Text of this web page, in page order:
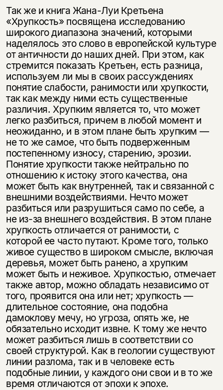
Так же и книга Жана-Луи Кретьена
«Хрупкость» посвящена исследованию
широкого диапазона значений, которыми
наделялось это слово в европейской культуре
от античности до наших дней. При этом, как
стремится показать Кретьен, есть разница,
используем ли мы в своих рассуждениях
понятие слабости, ранимости или хрупкости,
так как между ними есть существенные
различия. Хрупким является то, что может
легко разбиться, причем в любой момент и
неожиданно, и в этом плане быть хрупким —
не то же самое, что быть подверженным
постепенному износу, старению, эрозии.
Понятие хрупкости также нейтрально по
отношению к истоку этого качества, она
может быть как внутренней, так и связанной с
внешними воздействиями. Нечто может
разбиться или разрушиться само по себе, а
не из-за внешнего воздействия. В этом плане
хрупкость отличается от ранимости, с
которой ее часто путают. Кроме того, только
живое существо в широком смысле, включая
деревья, может быть ранено, а хрупким
может быть и неживое. Хрупкостью, отмечает
также автор, можно обладать независимо от
того, проявится она или нет; хрупкость —
длительное состояние, она подобна
дамоклову мечу, но угроза, опять же, не
обязательно исходит извне. К тому же нечто
может разбиться лишь в соответствии со
своей структурой. Как в геологии существуют
линии разлома, так и в человеке есть
подобные линии, у каждого они свои и в то же
время отличаются от эпохи к эпохе.